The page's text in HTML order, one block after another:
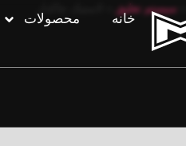
خانه محصولات
سیستم تعلیق